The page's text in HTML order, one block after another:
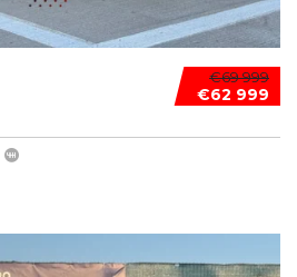
€69 999
€62 999